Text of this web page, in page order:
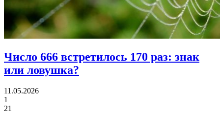
Число 666 встретилось 170 раз: знак
или ловушка?
11.05.2026
1
21